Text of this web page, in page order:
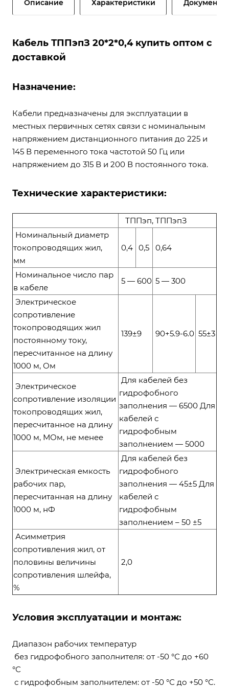
Описание Характеристики Документы
Кабель ТППэпЗ 20*2*0,4 купить оптом с
доставкой
Назначение:
Кабели предназначены для эксплуатации в
местных первичных сетях связи с номинальным
напряжением дистанционного питания до 225 и
145 В переменного тока частотой 50 Гц или
напряжением до 315 В и 200 В постоянного тока.
Технические характеристики:
ТППэп, ТППэпЗ
Номинальный диаметр
токопроводящих жил,
мм
0,4 0,5 0,64
Номинальное число пар
в кабеле
5 — 600 5 — 300
Электрическое
сопротивление
токопроводящих жил
постоянному току,
пересчитанное на длину
1000 м, Ом
139±9 90+5.9-6.0 55±3
Электрическое
сопротивление изоляции
токопроводящих жил,
пересчитанное на длину
1000 м, МОм, не менее
Для кабелей без
гидрофобного
заполнения — 6500 Для
кабелей с
гидрофобным
заполнением — 5000
Электрическая емкость
рабочих пар,
пересчитанная на длину
1000 м, нФ
Для кабелей без
гидрофобного
заполнения — 45±5 Для
кабелей с
гидрофобным
заполнением – 50 ±5
Асимметрия
сопротивления жил, от
половины величины
сопротивления шлейфа,
%
2,0
Условия эксплуатации и монтаж:
Диапазон рабочих температур
без гидрофобного заполнителя: от -50 °С до +60
°С
с гидрофобным заполнителем: от -50 °С до +50 °С.